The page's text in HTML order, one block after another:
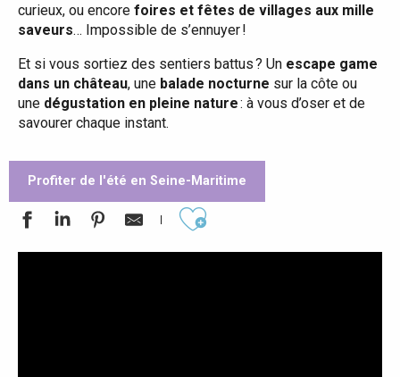
curieux, ou encore foires et fêtes de villages aux mille
saveurs… Impossible de s’ennuyer !
Et si vous sortiez des sentiers battus ? Un escape game
dans un château, une balade nocturne sur la côte ou
une dégustation en pleine nature: à vous d’oser et de
savourer chaque instant.
Profiter de l'été en Seine-Maritime
Ajouter aux favoris